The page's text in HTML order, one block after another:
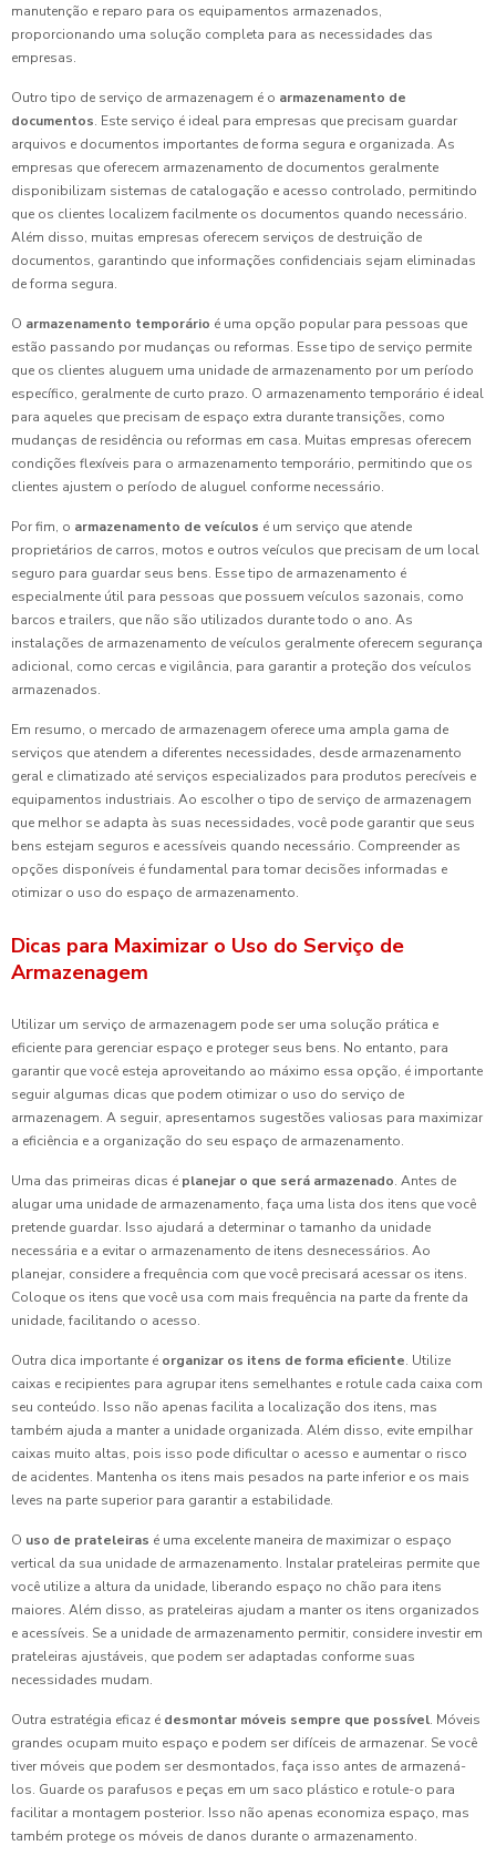
manutenção e reparo para os equipamentos armazenados,
proporcionando uma solução completa para as necessidades das
empresas.
Outro tipo de serviço de armazenagem é o armazenamento de
documentos. Este serviço é ideal para empresas que precisam guardar
arquivos e documentos importantes de forma segura e organizada. As
empresas que oferecem armazenamento de documentos geralmente
disponibilizam sistemas de catalogação e acesso controlado, permitindo
que os clientes localizem facilmente os documentos quando necessário.
Além disso, muitas empresas oferecem serviços de destruição de
documentos, garantindo que informações confidenciais sejam eliminadas
de forma segura.
O armazenamento temporário é uma opção popular para pessoas que
estão passando por mudanças ou reformas. Esse tipo de serviço permite
que os clientes aluguem uma unidade de armazenamento por um período
específico, geralmente de curto prazo. O armazenamento temporário é ideal
para aqueles que precisam de espaço extra durante transições, como
mudanças de residência ou reformas em casa. Muitas empresas oferecem
condições flexíveis para o armazenamento temporário, permitindo que os
clientes ajustem o período de aluguel conforme necessário.
Por fim, o armazenamento de veículos é um serviço que atende
proprietários de carros, motos e outros veículos que precisam de um local
seguro para guardar seus bens. Esse tipo de armazenamento é
especialmente útil para pessoas que possuem veículos sazonais, como
barcos e trailers, que não são utilizados durante todo o ano. As
instalações de armazenamento de veículos geralmente oferecem segurança
adicional, como cercas e vigilância, para garantir a proteção dos veículos
armazenados.
Em resumo, o mercado de armazenagem oferece uma ampla gama de
serviços que atendem a diferentes necessidades, desde armazenamento
geral e climatizado até serviços especializados para produtos perecíveis e
equipamentos industriais. Ao escolher o tipo de serviço de armazenagem
que melhor se adapta às suas necessidades, você pode garantir que seus
bens estejam seguros e acessíveis quando necessário. Compreender as
opções disponíveis é fundamental para tomar decisões informadas e
otimizar o uso do espaço de armazenamento.
Dicas para Maximizar o Uso do Serviço de
Armazenagem
Utilizar um serviço de armazenagem pode ser uma solução prática e
eficiente para gerenciar espaço e proteger seus bens. No entanto, para
garantir que você esteja aproveitando ao máximo essa opção, é importante
seguir algumas dicas que podem otimizar o uso do serviço de
armazenagem. A seguir, apresentamos sugestões valiosas para maximizar
a eficiência e a organização do seu espaço de armazenamento.
Uma das primeiras dicas é planejar o que será armazenado. Antes de
alugar uma unidade de armazenamento, faça uma lista dos itens que você
pretende guardar. Isso ajudará a determinar o tamanho da unidade
necessária e a evitar o armazenamento de itens desnecessários. Ao
planejar, considere a frequência com que você precisará acessar os itens.
Coloque os itens que você usa com mais frequência na parte da frente da
unidade, facilitando o acesso.
Outra dica importante é organizar os itens de forma eficiente. Utilize
caixas e recipientes para agrupar itens semelhantes e rotule cada caixa com
seu conteúdo. Isso não apenas facilita a localização dos itens, mas
também ajuda a manter a unidade organizada. Além disso, evite empilhar
caixas muito altas, pois isso pode dificultar o acesso e aumentar o risco
de acidentes. Mantenha os itens mais pesados na parte inferior e os mais
leves na parte superior para garantir a estabilidade.
O uso de prateleiras é uma excelente maneira de maximizar o espaço
vertical da sua unidade de armazenamento. Instalar prateleiras permite que
você utilize a altura da unidade, liberando espaço no chão para itens
maiores. Além disso, as prateleiras ajudam a manter os itens organizados
e acessíveis. Se a unidade de armazenamento permitir, considere investir em
prateleiras ajustáveis, que podem ser adaptadas conforme suas
necessidades mudam.
Outra estratégia eficaz é desmontar móveis sempre que possível. Móveis
grandes ocupam muito espaço e podem ser difíceis de armazenar. Se você
tiver móveis que podem ser desmontados, faça isso antes de armazená-
los. Guarde os parafusos e peças em um saco plástico e rotule-o para
facilitar a montagem posterior. Isso não apenas economiza espaço, mas
também protege os móveis de danos durante o armazenamento.